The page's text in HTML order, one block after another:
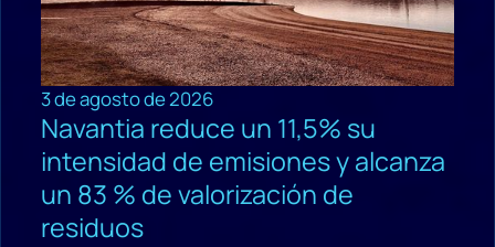
3 de agosto de 2026
Navantia reduce un 11,5% su
intensidad de emisiones y alcanza
un 83 % de valorización de
residuos